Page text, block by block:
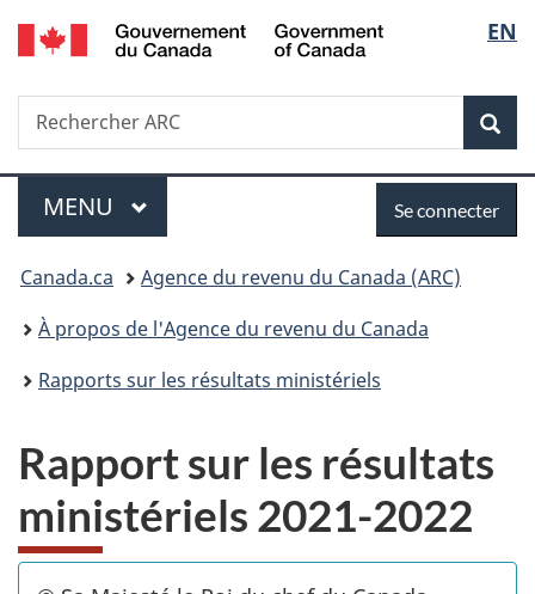
Passer
au
Passer
à
du
Passer
à
simplifiée
de
la
EN
Recherche
Rechercher
ARC
Menu
MENU PRINCIPAL
connecter
Se connecter
Vous
êtes
ici :
Canada.ca
Agence du revenu du Canada (ARC)
À propos de l'Agence du revenu du Canada
Rapports sur les résultats ministériels
Rapport sur les résultats
ministériels 2021-2022